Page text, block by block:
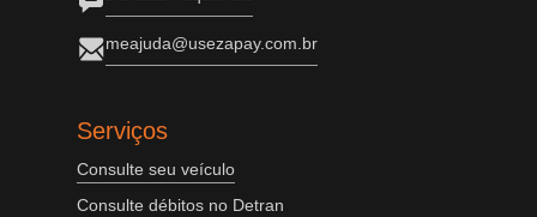
meajuda@usezapay.com.br
Serviços
Consulte seu veículo
Consulte débitos no Detran